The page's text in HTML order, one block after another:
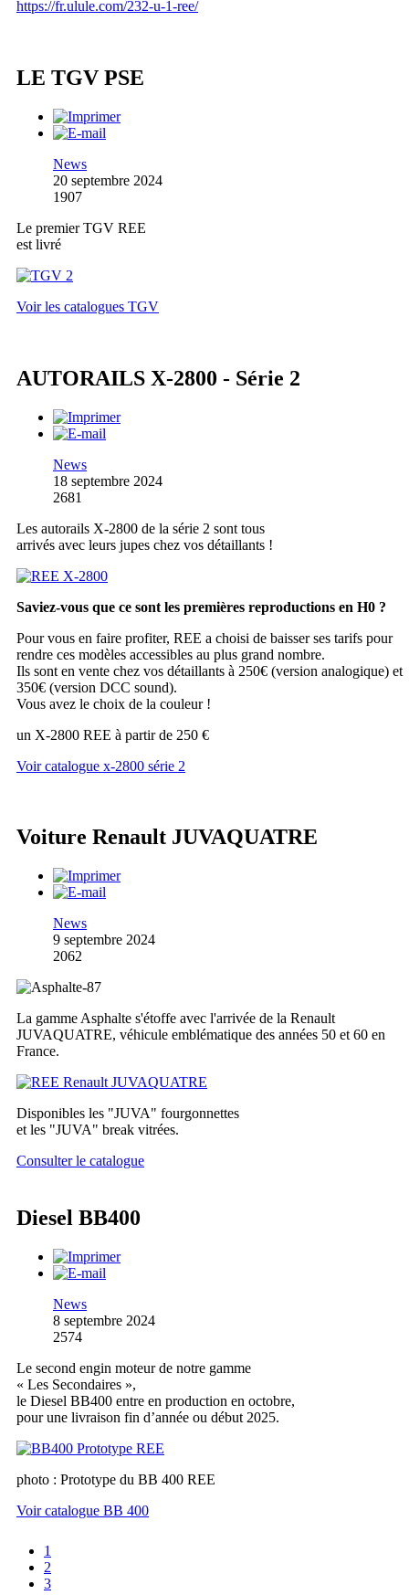
https://fr.ulule.com/232-u-1-ree/
LE TGV PSE
News
20 septembre 2024
1907
Le premier TGV REE
est livré
Voir les catalogues TGV
AUTORAILS X-2800 - Série 2
News
18 septembre 2024
2681
Les autorails X-2800 de la série 2 sont tous
arrivés avec leurs jupes chez vos détaillants !
Saviez-vous que ce sont les premières reproductions en H0 ?
Pour vous en faire profiter, REE a choisi de baisser ses tarifs pour
rendre ces modèles accessibles au plus grand nombre.
Ils sont en vente chez vos détaillants à 250€ (version analogique) et
350€ (version DCC sound).
Vous avez le choix de la couleur !
un X-2800 REE à partir de 250 €
Voir catalogue x-2800 série 2
Voiture Renault JUVAQUATRE
News
9 septembre 2024
2062
La gamme Asphalte s'étoffe avec l'arrivée de la Renault
JUVAQUATRE, véhicule emblématique des années 50 et 60 en
France.
Disponibles les "JUVA" fourgonnettes
et les "JUVA" break vitrées.
Consulter le catalogue
Diesel BB400
News
8 septembre 2024
2574
Le second engin moteur de notre gamme
« Les Secondaires »,
le Diesel BB400 entre en production en octobre,
pour une livraison fin d’année ou début 2025.
photo : Prototype du BB 400 REE
Voir catalogue BB 400
1
2
3